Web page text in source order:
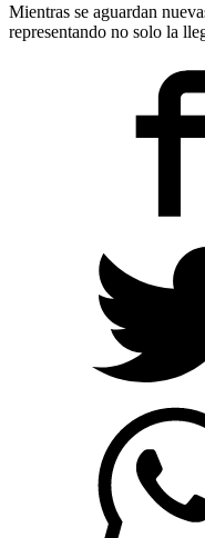
Mientras se aguardan
representando no solo la